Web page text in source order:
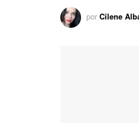
por Cilene